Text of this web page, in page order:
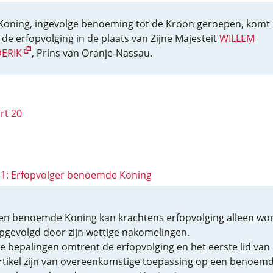
ingevolge benoeming tot de Kroon geroepen, komt
erfopvolging in de plaats van Zijne MajesteitWILLEM
, Prins van Oranje-Nassau.
20
Erfopvolger benoemde Koning
benoemde Koning kan krachtens erfopvolging alleen
door zijn wettige nakomelingen.
bepalingen omtrent de erfopvolging en het eerste lid van
zijn van overeenkomstige toepassing op een